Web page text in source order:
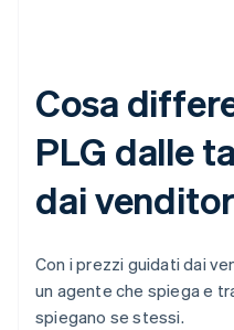
Cosa
PLG dalle
dai
Con i prezzi guidati dai
un agente che spiega e
spiegano se stessi.